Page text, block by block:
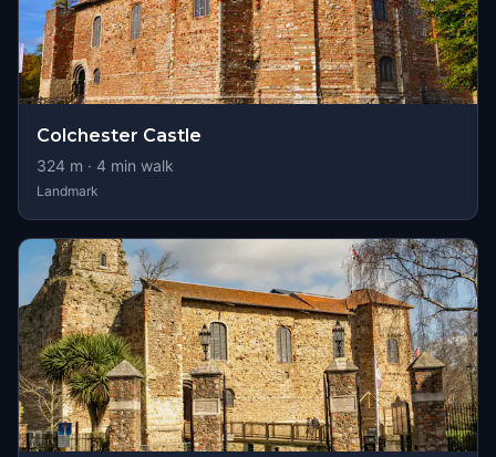
Colchester Castle
324 m · 4 min walk
Landmark